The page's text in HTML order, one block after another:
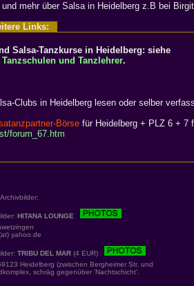
mehr über Salsa in Heidelberg z.B bei
Links:
Salsa-Tanzkurse in Heidelberg: siehe
und Tanzlehrer.
Clubs in Heidelberg lesen oder selber
Börse für Heidelberg + PLZ 6 + 7
forum_67.htm
HITANA LOUNGE
yahoo.de
TRIBU DEL MAR (4 EUR)
Heidelberg (zwischen Bergheimer Str. und
schräg gegenüber 'Nachtschicht'.